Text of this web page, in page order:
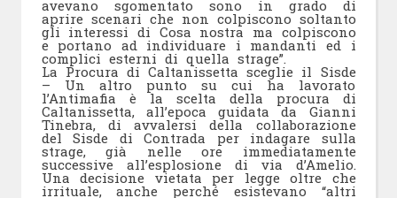
avevano sgomentato sono in grado di
aprire scenari che non colpiscono soltanto
gli interessi di Cosa nostra ma colpiscono
e portano ad individuare i mandanti ed i
complici esterni di quella strage”.
La Procura di Caltanissetta sceglie il Sisde
– Un altro punto su cui ha lavorato
l’Antimafia è la scelta della procura di
Caltanissetta, all’epoca guidata da Gianni
Tinebra, di avvalersi della collaborazione
del Sisde di Contrada per indagare sulla
strage, già nelle ore immediatamente
successive all’esplosione di via d’Amelio.
Una decisione vietata per legge oltre che
irrituale, anche perché esistevano “altri